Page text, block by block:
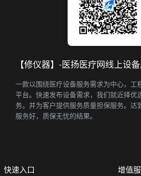
【修仪器】-医扬医疗网线上设
一款以围绕医疗设备服务需求为中心，工
平台。快速发布设备需求，我们就近择优
务。并为客户提供服务质量担保服务。达
服务好，质保无忧的结果。
快速入口 增值